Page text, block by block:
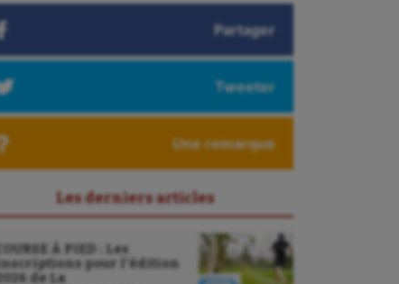
Partager
Tweeter
Une remarque
Les derniers articles
COURSE À PIED : Les
inscriptions pour l’édition
2026 de La